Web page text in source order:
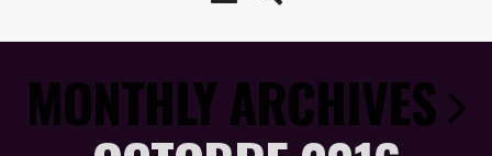
MONTHLY ARCHIVES